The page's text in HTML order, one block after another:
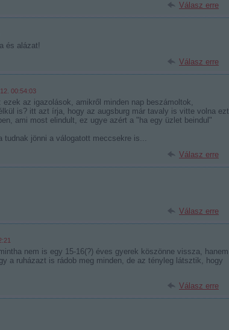
Válasz erre
és alázat!
Válasz erre
00:54:03
az igazolások, amikről minden nap beszámoltok,
is? itt azt írja, hogy az augsburg már tavaly is vitte volna ezt
ami most elindult, ez ugye azért a "ha egy üzlet beindul"
tudnak jönni a válogatott meccsekre is...
Válasz erre
Válasz erre
nem is egy 15-16(?) éves gyerek köszönne vissza, hanem
a ruházazt is rádob meg minden, de az tényleg látsztik, hogy
Válasz erre